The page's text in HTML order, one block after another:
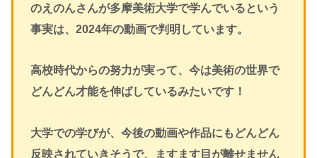
のえのんさんが多摩美術大学で学んでいるという
事実は、2024年の動画で判明しています。
高校時代からの努力が実って、今は美術の世界で
どんどん才能を伸ばしているみたいです！
大学での学びが、今後の動画や作品にもどんどん
反映されていきそうで、ますます目が離せません